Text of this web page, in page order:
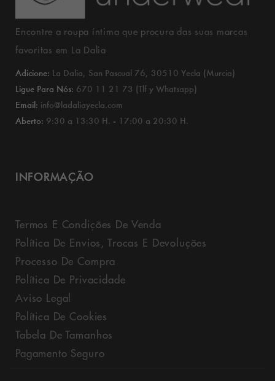
Encontre a roupa íntima que procura das suas marcas
favoritas em La Dalia
Adicione: La Dalia, San Pascual 76, 30510 Yecla (Murcia)
Ligue Para Nós: 670 11 21 73 (Tlf y Whatsapp)
Email: info@ladaliayecla.com
Aberto: 9:30 a 13:30 H. - 17:00 a 20:30 H.
INFORMAÇÃO
Termos E Condições De Venda
Política De Envios, Trocas E Devoluções
Processo De Compra
Política De Privacidade
Aviso Legal
Política De Cookies
Tabela De Tamanhos
Pagamento Seguro